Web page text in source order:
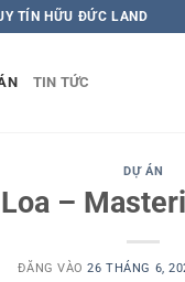
TÍN HỮU ĐỨC LAND
TIN TỨC
DỰ ÁN
–
ĐĂNG VÀO26 THÁNG 6,